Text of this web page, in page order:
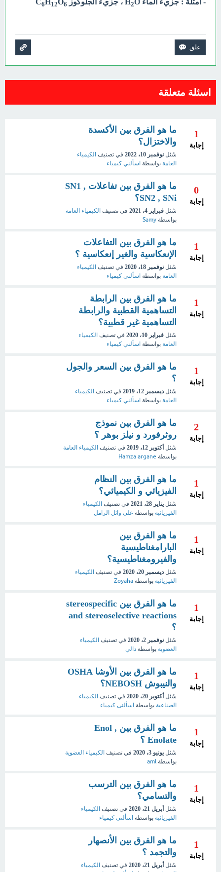
- أمثلة : جزيء الماء H 2O ، جزيء الجلوكوز C 6H12O6
اسئلة متعلقة
1
إجابة
ما هو الفرق بين الأكسدة
والاختزال؟
سُئل نوفمبر 10، 2022 في تصنيف الكيمياء
العامة بواسطة اسألني كيمياء
0
إجابة
ما هو الفرق بين تفاعلات SN1 ,
SN2 , SNi؟
سُئل فبراير 4، 2021 في تصنيف الكيمياء العامة
بواسطة Samy
1
إجابة
ما هو الفرق بين التفاعلات
الإنعكاسية والغير إنعكاسية ؟
سُئل نوفمبر 18، 2020 في تصنيف الكيمياء
العامة بواسطة اسألنى كيمياء
1
إجابة
ما هو الفرق بين الرابطة
التساهمية القطبية والرابطة
التساهمية غير قطبية؟
سُئل فبراير 10، 2020 في تصنيف الكيمياء
العامة بواسطة اسألني كيمياء
1
إجابة
ما هو الفرق بين السعر والجول
؟
سُئل ديسمبر 12، 2019 في تصنيف الكيمياء
العامة بواسطة اسألني كيمياء
2
إجابة
ما هو الفرق بين نموذج
روثرفورد و نيلز بوهر ؟
سُئل أكتوبر 12، 2019 في تصنيف الكيمياء العامة
بواسطة Hamza argane
1
إجابة
ما هو الفرق بين النظام
الفيزيائي و الكيميائي؟
سُئل يناير 28، 2021 في تصنيف الكيمياء
الفيزيائية بواسطة علي وائل الزامل
1
إجابة
ما هو الفرق بين
البارامغناطيسية
والفيرومغناطيسية؟
سُئل ديسمبر 20، 2020 في تصنيف الكيمياء
الفيزيائية بواسطة Zoyaha
1
إجابة
ما هو الفرق بين stereospecific
and stereoselective reactions
؟
سُئل نوفمبر 2، 2020 في تصنيف الكيمياء
العضوية بواسطة دالي
1
إجابة
ما هو الفرق بين الأوشا OSHA
والنيبوش NEBOSH؟
سُئل أكتوبر 20، 2020 في تصنيف الكيمياء
الصناعية بواسطة اسألنى كيمياء
1
إجابة
ما هو الفرق بين Enol ,
Enolate ؟
سُئل يونيو 3، 2020 في تصنيف الكيمياء العضوية
بواسطة aml
1
إجابة
ما هو الفرق بين الترسب
والتسامي؟
سُئل أبريل 21، 2020 في تصنيف الكيمياء
الفيزيائية بواسطة اسألنى كيمياء
1
إجابة
ما هو الفرق بين الأنصهار
والتجمد ؟
سُئل أبريل 21، 2020 في تصنيف الكيمياء